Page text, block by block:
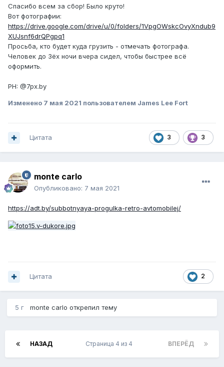
Спасибо всем за сбор! Было круто!
Вот фотографии:
https://drive.google.com/drive/u/0/folders/1VpgOWskcOvyXndub9
XUJsnf6drQPgpq1
Просьба, кто будет куда грузить - отмечать фотографа.
Человек до 3ёх ночи вчера сидел, чтобы быстрее всё
оформить.
PH: @7px.by
Изменено 7 мая 2021 пользователем James Lee Fort
3 3
Цитата
monte carlo
Опубликовано: 7 мая 2021
https://adt.by/subbotnyaya-progulka-retro-avtomobilej/
2
Цитата
5 г monte carlo открепил тему
НАЗАД ВПЕРЁД
Страница 4 из 4